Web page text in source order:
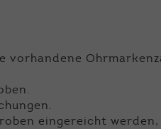
vorhandene
eingereicht werden,